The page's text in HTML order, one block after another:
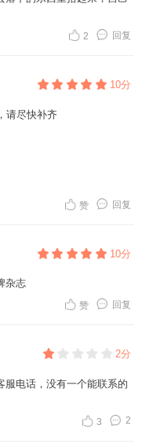
回复
2
10分
请尽快补齐
回复
赞
10分
杂志
回复
赞
2分
服电话，没有一个能联系的
2
3